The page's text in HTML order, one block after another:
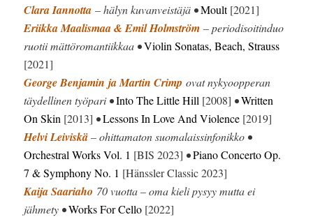
Clara Iannotta – hälyn kuvanveistäjä •Moult[2021]
Eriikka Maalismaa & Emil Holmström – periodisoitinduo
ruotii mättöromantiikkaa •Violin Sonatas, Beach, Strauss
[2021]
George Benjamin ja Martin Crimp ovat nykyoopperan
täydellinen työpari •Into The Little Hill [2008] •Written
On Skin [2013] •Lessons In Love And Violence [2019]
Helvi Leiviskä– ohittamaton suomalaissinfonikko •
Orchestral Works Vol. 1 [BIS 2023] •Piano Concerto Op.
7 & Symphony No. 1 [Hänssler Classic 2023]
Kaija Saariaho 70 vuotta – oma kieli pysyy mutta ei
jähmety •Works For Cello [2022]